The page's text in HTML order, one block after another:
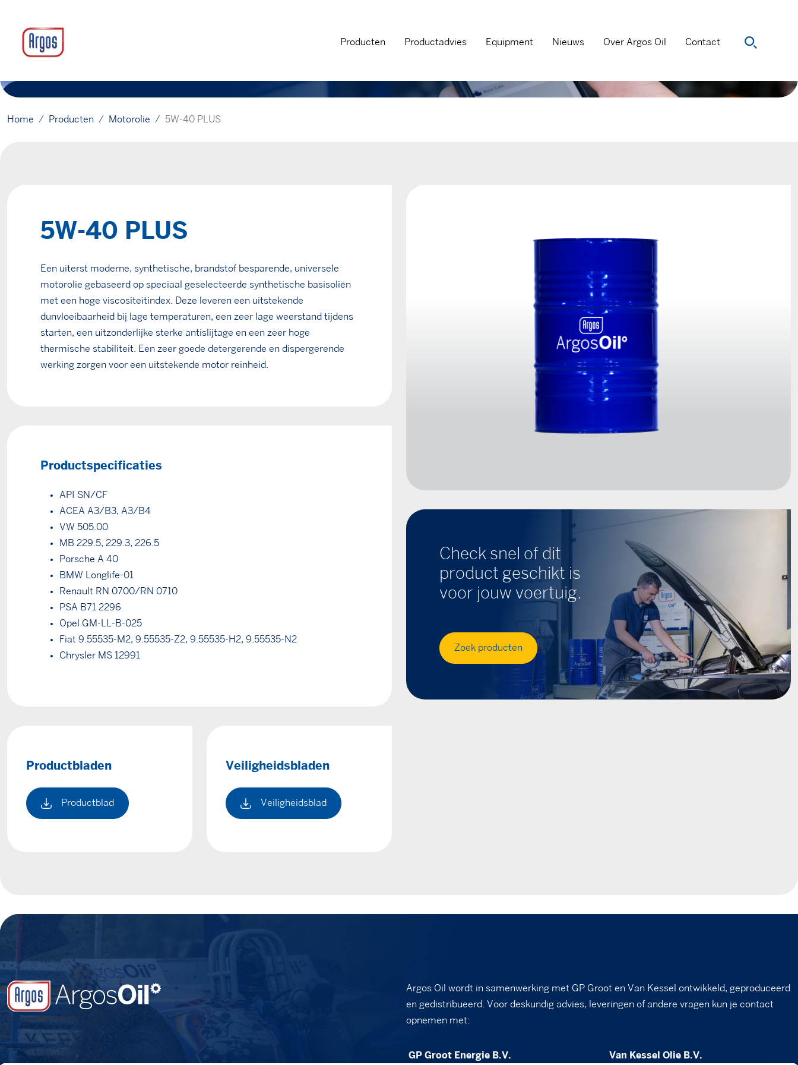
Producten Productadvies Equipment Nieuws Over Argos Oil Contact
Home Producten Motorolie 5W-40 PLUS
5W-40 PLUS
Een uiterst moderne, synthetische, brandstof besparende, universele
motorolie gebaseerd op speciaal geselecteerde synthetische basisoliën
met een hoge viscositeitindex. Deze leveren een uitstekende
dunvloeibaarheid bij lage temperaturen, een zeer lage weerstand tijdens
starten, een uitzonderlijke sterke antislijtage en een zeer hoge
thermische stabiliteit. Een zeer goede detergerende en dispergerende
werking zorgen voor een uitstekende motor reinheid.
Productspecificaties
API SN/CF
ACEA A3/B3, A3/B4
VW 505.00
MB 229.5, 229.3, 226.5
Porsche A 40
BMW Longlife-01
Renault RN 0700/RN 0710
PSA B71 2296
Opel GM-LL-B-025
Fiat 9.55535-M2, 9.55535-Z2, 9.55535-H2, 9.55535-N2
Chrysler MS 12991
Productbladen
Productblad
Veiligheidsbladen
Veiligheidsblad
Check snel of dit
product geschikt is
voor jouw voertuig.
Zoek producten
Argos Oil wordt in samenwerking met GP Groot en Van Kessel ontwikkeld, geproduceerd
en gedistribueerd. Voor deskundig advies, leveringen of andere vragen kun je contact
opnemen met:
GP Groot Energie B.V. Van Kessel Olie B.V.